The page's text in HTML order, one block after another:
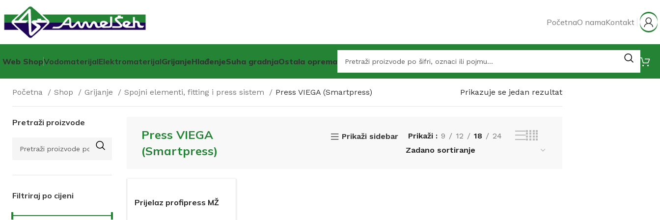
PočetnaO namaKontakt
Web ShopVodomaterijalElektromaterijalGrijanjeHlađenjeSuha gradnjaOstala oprema
Početna Shop Grijanje Spojni elementi, fitting i press sistem Press VIEGA (Smartpress) Prikazuje se jedan rezultat
Pretraži proizvode
Filtriraj po cijeni
Press VIEGA
(Smartpress)
Prikaži sidebar Prikaži 9 12 18 24
Prijelaz profipress MŽ